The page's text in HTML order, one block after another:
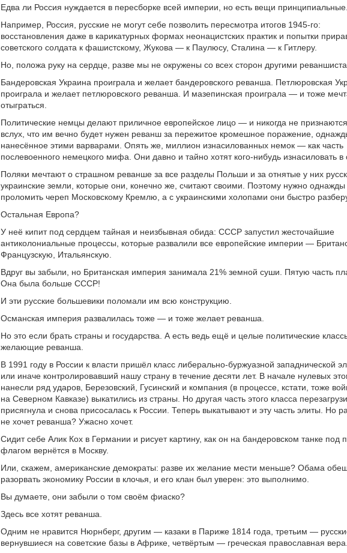
Едва ли Россия нуждается в пересборке всей империи, но есть вещи принципиальные.
Например, Россия, русские не могут себе позволить пересмотра итогов 1945-го:
восстановления даже в карикатурных формах неонацистских практик и попытки
советского солдата к фашистскому, Жукова — к Паулюсу, Сталина — к Гитлеру.
Но, положа руку на сердце, разве мы не окружены со всех сторон другими
Бандеровская Украина проиграла и желает бандеровского реванша. Петлюровская
проиграла и желает петлюровского реванша. И мазепинская проиграла — и тоже
отыграться.
Политические немцы делают приличное европейское лицо — и никогда не
вслух, что им вечно будет нужен реванш за пережитое кромешное поражение,
нанесённое этими варварами. Опять же, миллион изнасилованных немок — как часть
послевоенного немецкого мифа. Они давно и тайно хотят кого-нибудь изнасиловать в
Поляки мечтают о страшном реванше за все разделы Польши и за отнятые у них
украинские земли, которые они, конечно же, считают своими. Поэтому нужно однажды
проломить череп Московскому Кремлю, а с украинскими холопами они быстро
Остальная Европа?
У неё кипит под сердцем тайная и неизбывная обида: СССР запустил жесточайшие
антиколониальные процессы, которые развалили все европейские империи —
Французскую, Итальянскую.
Вдруг вы забыли, но Британская империя занимала 21% земной суши. Пятую часть
Она была больше СССР!
И эти русские большевики поломали им всю конструкцию.
Османская империя развалилась тоже — и тоже желает реванша.
Но это если брать страны и государства. А есть ведь ещё и целые политические
желающие реванша.
В 1991 году в России к власти пришёл класс либерально-буржуазной западнической
или иначе контролировавший нашу страну в течение десяти лет. В начале нулевых
нанесли ряд ударов, Березовский, Гусинский и компания (в процессе, кстати, тоже
на Северном Кавказе) выкатились из страны. Но другая часть этого класса
присягнула и снова присосалась к России. Теперь выкатывают и эту часть элиты. Но
не хочет реванша? Ужасно хочет.
Сидит себе Алик Кох в Германии и рисует картину, как он на бандеровском танке под
флагом вернётся в Москву.
Или, скажем, американские демократы: разве их желание мести меньше? Обама
разорвать экономику России в клочья, и его клан был уверен: это выполнимо.
Вы думаете, они забыли о том своём фиаско?
Здесь все хотят реванша.
Одним не нравится Нюрнберг, другим — казаки в Париже 1814 года, третьим —
вернувшиеся на советские базы в Африке, четвёртым — греческая православная вера.